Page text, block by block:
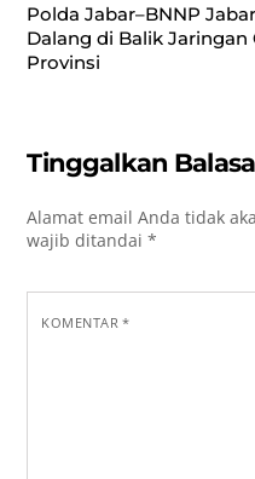
Polda Jabar–BNNP
Dalang di Balik Jaringan
Provinsi
Tinggalkan
Alamat email Anda tidak
wajib ditandai*
KOMENTAR*